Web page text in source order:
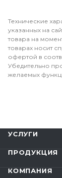
Технические
указанных на
товара на
товарах носит
офертой в
Убедительно
желаемых
УСЛУГИ
ПРОДУКЦИЯ
КОМПАНИЯ